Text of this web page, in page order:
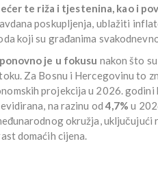
te riža i tjestenina, kao i
poskupljenja, ublažiti
koji su građanima
je u fokusu nakon što
Za Bosnu i Hercegovinu to
projekcija u 2026. godini
na razinu od 4,7% u
okružja,
domaćih cijena.